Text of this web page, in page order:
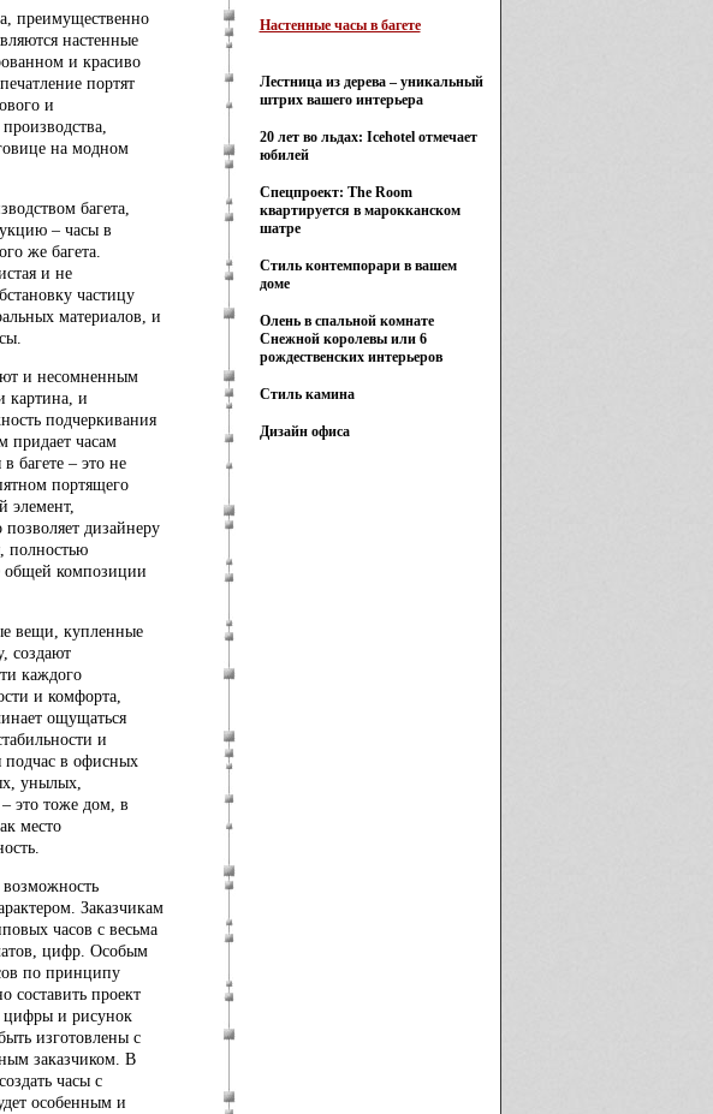
преимущественно
настенные
и красиво
портят
и
на модном
багета,
– часы в
же багета.
и не
частицу
материалов, и
и несомненным
картина, и
подчеркивания
придает часам
багете – это не
портящего
элемент,
дизайнеру
полностью
общей композиции
вещи, купленные
создают
каждого
и комфорта,
ощущаться
и
подчас в офисных
унылых,
это тоже дом, в
место
возможность
Заказчикам
часов с весьма
цифр. Особым
по принципу
составить проект
цифры и рисунок
изготовлены с
заказчиком. В
часы с
особенным и
Настенные часы в багете
Лестница из дерева – уникальный
штрих вашего интерьера
20 лет во льдах: Icehotel отмечает
юбилей
Спецпроект: The Room
квартируется в марокканском
шатре
Стиль контемпорари в вашем
доме
Олень в спальной комнате
Снежной королевы или 6
рождественских интерьеров
Стиль камина
Дизайн офиса